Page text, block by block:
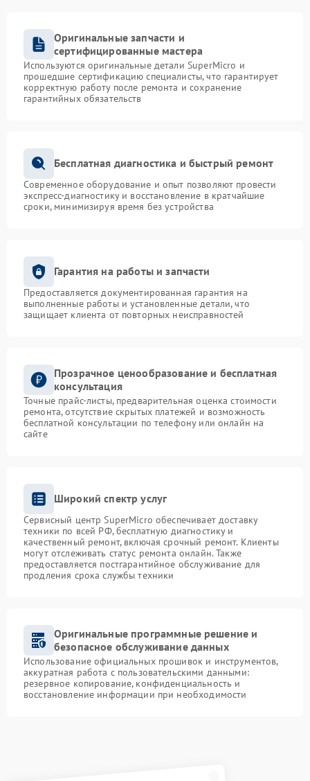
Оригинальные запчасти и
сертифицированные мастера
Используются оригинальные детали SuperMicro и
прошедшие сертификацию специалисты, что гарантирует
корректную работу после ремонта и сохранение
гарантийных обязательств
Бесплатная диагностика и быстрый ремонт
Современное оборудование и опыт позволяют провести
экспресс-диагностику и восстановление в кратчайшие
сроки, минимизируя время без устройства
Гарантия на работы и запчасти
Предоставляется документированная гарантия на
выполненные работы и установленные детали, что
защищает клиента от повторных неисправностей
Прозрачное ценообразование и бесплатная
консультация
Точные прайс-листы, предварительная оценка стоимости
ремонта, отсутствие скрытых платежей и возможность
бесплатной консультации по телефону или онлайн на
сайте
Широкий спектр услуг
Сервисный центр SuperMicro обеспечивает доставку
техники по всей РФ, бесплатную диагностику и
качественный ремонт, включая срочный ремонт. Клиенты
могут отслеживать статус ремонта онлайн. Также
предоставляется постгарантийное обслуживание для
продления срока службы техники
Оригинальные программные решение и
безопасное обслуживание данных
Использование официальных прошивок и инструментов,
аккуратная работа с пользовательскими данными:
резервное копирование, конфиденциальность и
восстановление информации при необходимости